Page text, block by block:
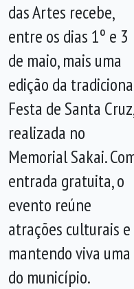
das Artes recebe,
entre os dias 1º e 3
de maio, mais uma
edição da
Festa de Santa Cruz,
realizada no
Memorial Sakai.
entrada gratuita, o
evento reúne
atrações culturais
mantendo viva
do município.